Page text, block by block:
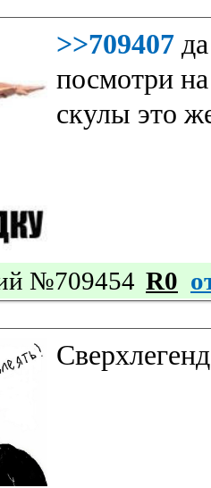
>>709407
посмотри
скулы это
№709454 R0